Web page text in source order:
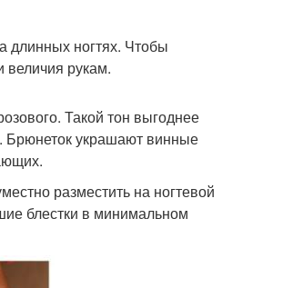
длинных ногтях. Чтобы
рукам.
Такой тон выгоднее
Брюнеток украшают винные
разместить на ногтевой
блестки в минимальном